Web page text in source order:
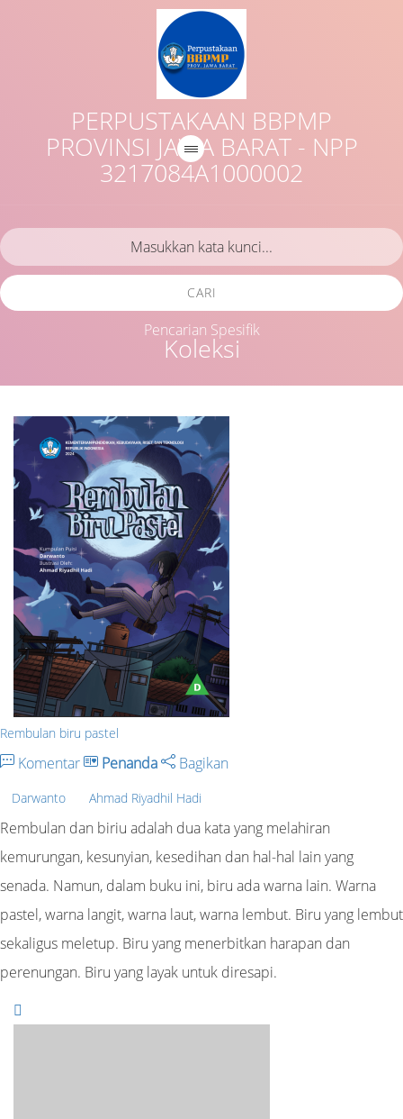
PERPUSTAKAAN BBPMP
PROVINSI JAWA BARAT - NPP
3217084A1000002
Koleksi
CARI
Pencarian Spesifik
Rembulan biru pastel
Komentar Penanda Bagikan
Darwanto Ahmad Riyadhil Hadi
Rembulan dan biriu adalah dua kata yang melahiran
kemurungan, kesunyian, kesedihan dan hal-hal lain yang
senada. Namun, dalam buku ini, biru ada warna lain. Warna
pastel, warna langit, warna laut, warna lembut. Biru yang lembut
sekaligus meletup. Biru yang menerbitkan harapan dan
perenungan. Biru yang layak untuk diresapi.